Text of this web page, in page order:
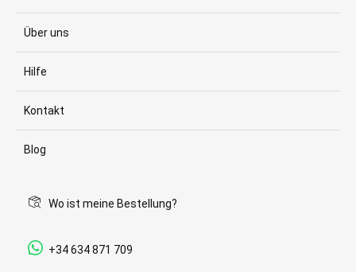
Über uns
Hilfe
Kontakt
Blog
Wo ist meine Bestellung?
+34 634 871 709